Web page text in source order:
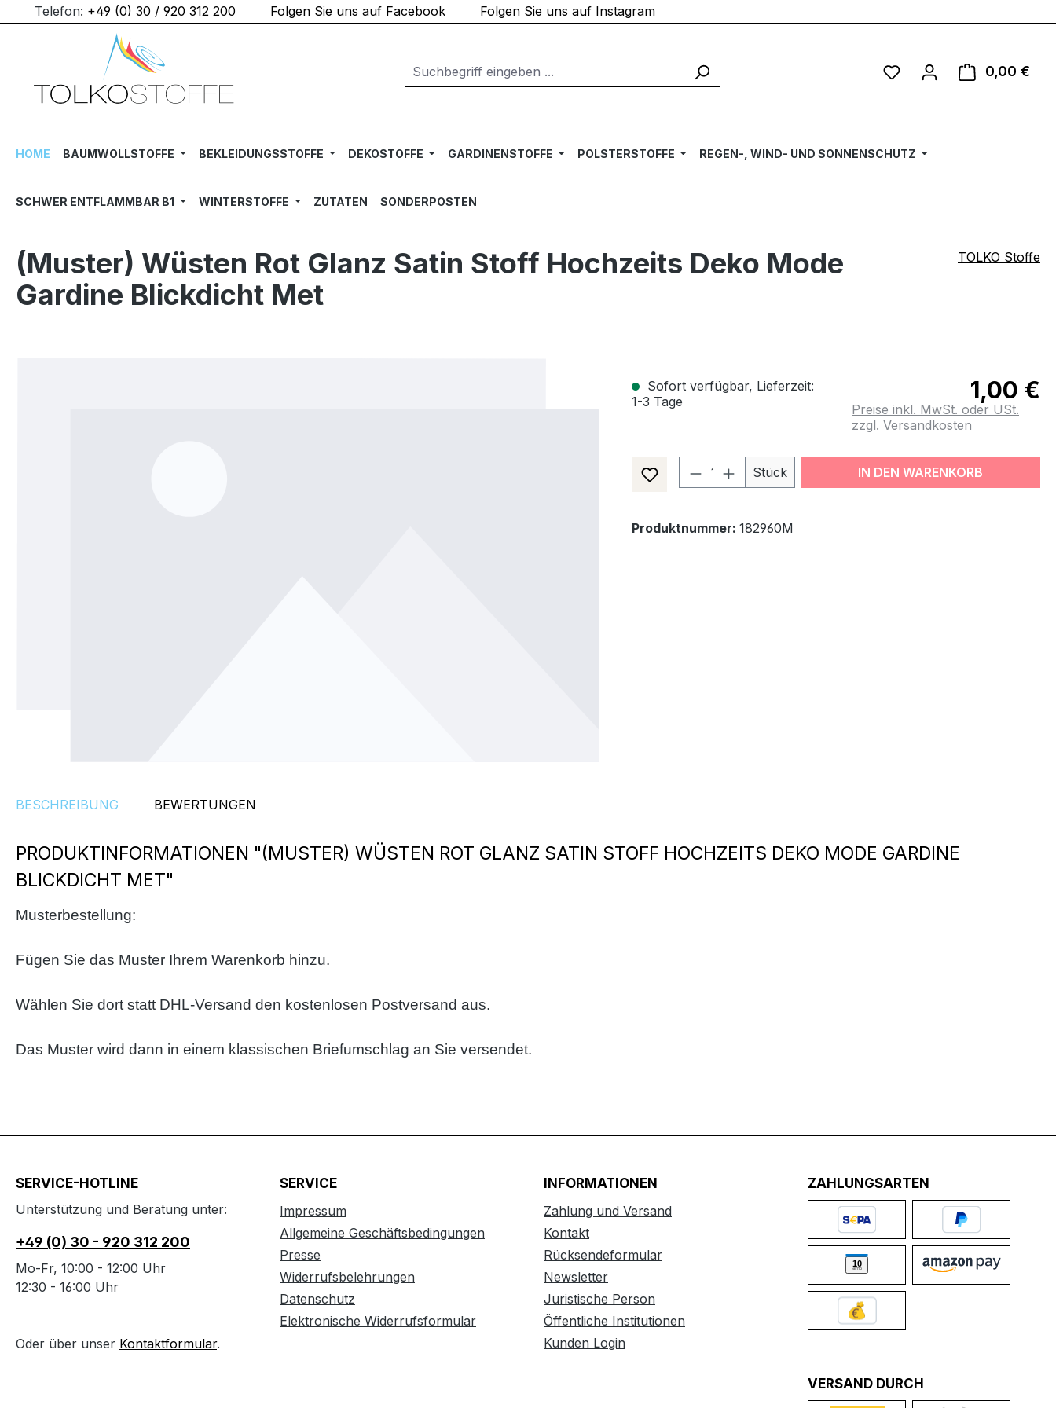
Hauptinhalt springen
Zur Suche springen
Zur Hauptnavigation springen
Telefon: +49 (0) 30 / 920 312 200 Folgen Sie uns auf Facebook Folgen Sie uns auf Instagram
Du hast 0 Produkte auf
0,00 €
HOME BAUMWOLLSTOFFE BEKLEIDUNGSSTOFFE DEKOSTOFFE GARDINENSTOFFE POLSTERSTOFFE REGEN-, WIND- UND SONNENSCHUTZ
SCHWER ENTFLAMMBAR B1 WINTERSTOFFE ZUTATEN SONDERPOSTEN
(Muster) Wüsten Rot Glanz Satin Stoff Hochzeits Deko Mode
Gardine Blickdicht Met
TOLKO Stoffe
Sofort verfügbar, Lieferzeit:
1-3 Tage
1,00 €
Preise inkl. MwSt. oder USt.
zzgl. Versandkosten
Produkt Anzahl: Gib den gewünschten
Stück IN DEN WARENKORB
Produktnummer: 182960M
BESCHREIBUNG BEWERTUNGEN
PRODUKTINFORMATIONEN "(MUSTER) WÜSTEN ROT GLANZ SATIN STOFF HOCHZEITS DEKO MODE GARDINE
BLICKDICHT MET"
Musterbestellung:
Fügen Sie das Muster Ihrem Warenkorb hinzu.
Wählen Sie dort statt DHL-Versand den kostenlosen Postversand aus.
Das Muster wird dann in einem klassischen Briefumschlag an Sie versendet.
SERVICE-HOTLINE
Unterstützung und Beratung unter:
+49 (0) 30 - 920 312 200
Mo-Fr, 10:00 - 12:00 Uhr
12:30 - 16:00 Uhr
Oder über unser Kontaktformular.
SERVICE
Impressum
Allgemeine Geschäftsbedingungen
Presse
Widerrufsbelehrungen
Datenschutz
Elektronische Widerrufsformular
INFORMATIONEN
Zahlung und Versand
Kontakt
Rücksendeformular
Newsletter
Juristische Person
Öffentliche Institutionen
Kunden Login
ZAHLUNGSARTEN
VERSAND DURCH